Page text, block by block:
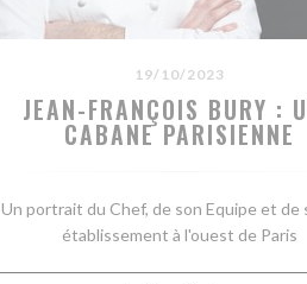
19/10/2023
JEAN-FRANÇOIS BURY :
CABANE PARISIENNE
Un portrait du Chef, de son Equipe et de
établissement à l'ouest de Paris